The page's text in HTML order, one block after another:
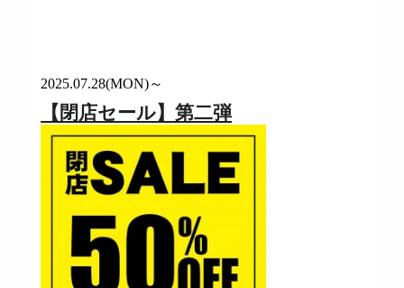
2025.07.28(MON)～
【閉店セール】第二弾